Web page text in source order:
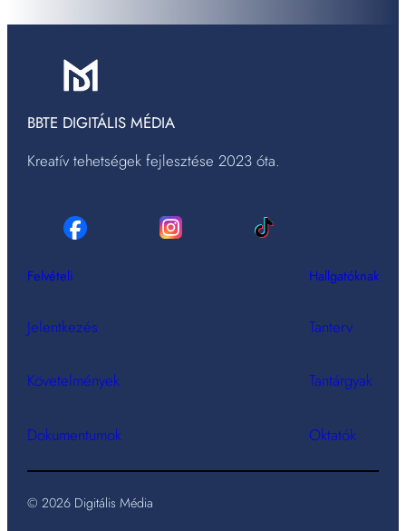
BBTE DIGITÁLIS MÉDIA
Kreatív tehetségek fejlesztése 2023 óta.
Felvételi
Jelentkezés
Követelmények
Dokumentumok
Hallgatóknak
Tanterv
Tantárgyak
Oktatók
© 2026 Digitális Média